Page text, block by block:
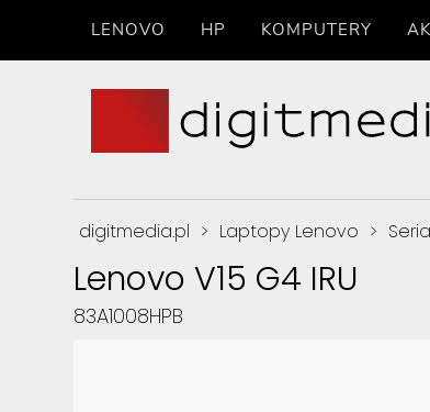
LENOVO HP KOMPUTERY
digitmedia.pl > Laptopy Lenovo >
Lenovo V15 G4 IRU
83A1008HPB